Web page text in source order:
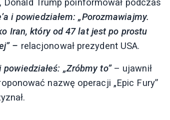
Trump poinformował podczas
i powiedziałem: „Porozmawiajmy.
Iran, który od 47 lat jest po prostu
– relacjonował prezydent USA.
„Zróbmy to”– ujawnił
nazwę operacji „Epic Fury”